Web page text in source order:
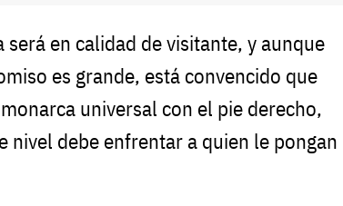
será en calidad de visitante, y aunque
es grande, está convencido que
universal con el pie derecho,
nivel debe enfrentar a quien le pongan